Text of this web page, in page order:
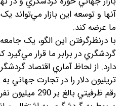
آنها و توسعه اين بازار مي‌تواند
ما عرضه کند.
با درنظرگرفتن اين الگو، يک
گردشگري در برابر ما قرار مي‌گيرد
تريليون دلار را در تجارت
رقم ظرفيتي